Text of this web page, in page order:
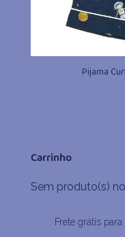
Pijama
Carrinho
Sem produto(s)
Frete grátis